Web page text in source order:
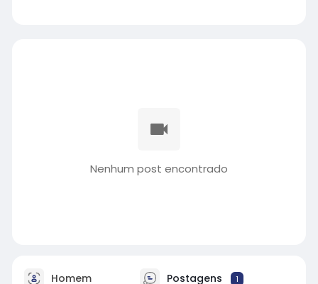
Nenhum post encontrado
Homem Postagens 1